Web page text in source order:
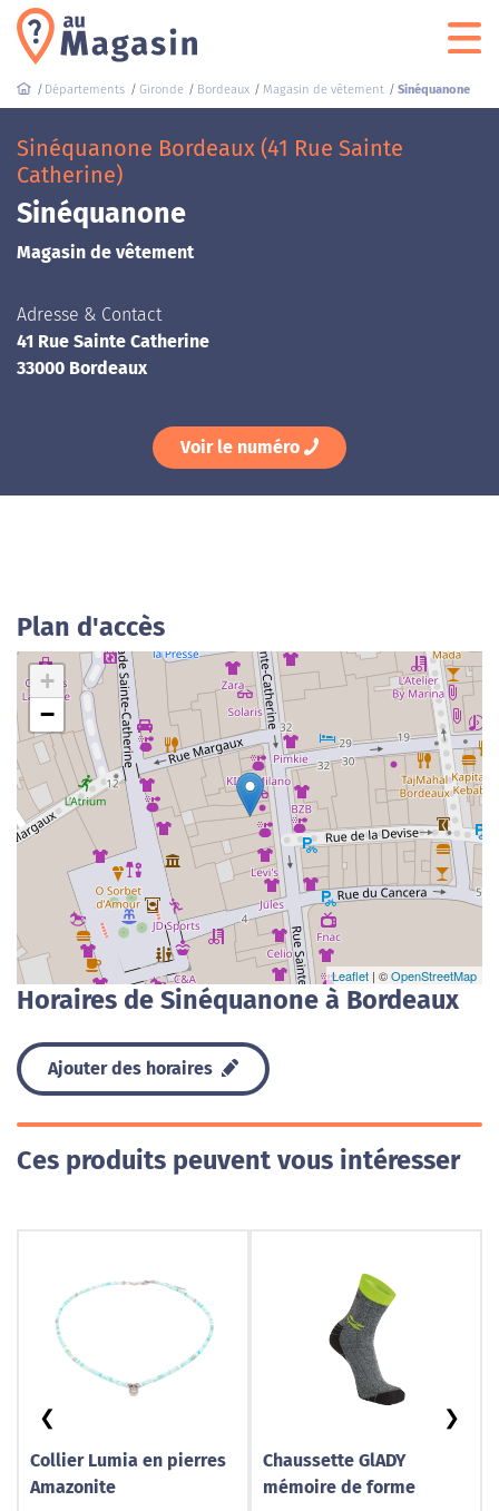
Départements Gironde Bordeaux Magasin de vêtement Sinéquanone
Sinéquanone Bordeaux (41 Rue Sainte
Catherine)
Sinéquanone
Magasin de vêtement
Adresse & Contact
41 Rue Sainte Catherine
33000 Bordeaux
Voir le numéro
Plan d'accès
+
−
Leaflet | ©OpenStreetMap
Horaires de Sinéquanone à Bordeaux
Ajouter des horaires
Ces produits peuvent vous intéresser
Collier Lumia en pierres
Amazonite
Chaussette GlADY
mémoire de forme
❮ ❯